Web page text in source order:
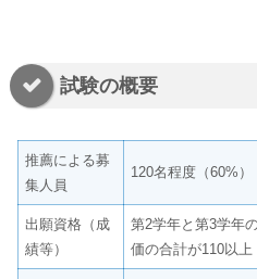
試験の概要
推薦による募
集人員
120名程度（60%）
出願資格（成
績等）
第2学年と第3学年
価の合計が110以上